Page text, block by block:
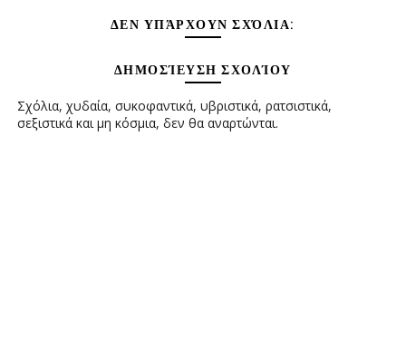
ΔΕΝ ΥΠΆΡΧΟΥΝ ΣΧΌΛΙΑ:
ΔΗΜΟΣΊΕΥΣΗ ΣΧΟΛΊΟΥ
Σχόλια, χυδαία, συκοφαντικά, υβριστικά, ρατσιστικά,
σεξιστικά και μη κόσμια, δεν θα αναρτώνται.